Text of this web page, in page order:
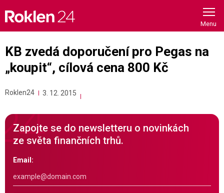
content
KB zvedá doporučení pro Pegas na
„koupit“, cílová cena 800 Kč
Roklen24 3. 12. 2015
Zapojte se do newsletteru o novinkách
ze světa finančních trhů.
Email: